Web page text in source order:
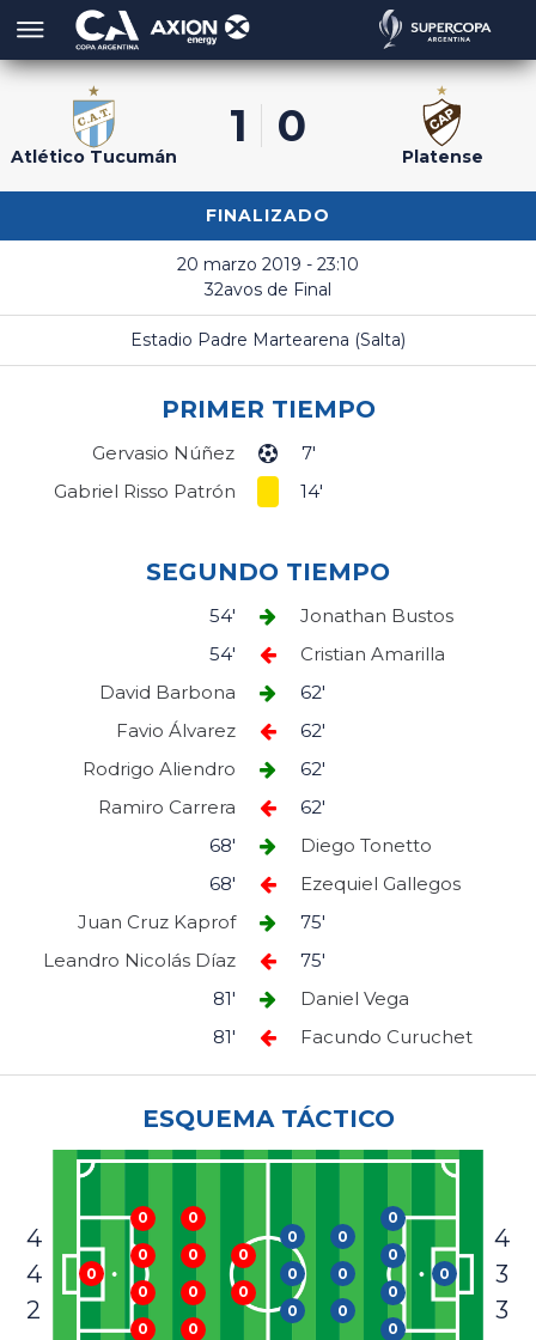
20 marzo 2019 - 23:10
32avos de Final
FINALIZADO
Estadio Padre Martearena (Salta)
Atlético Tucumán
1 0
Platense
PRIMER TIEMPO
Gervasio Núñez
7'
Gabriel Risso Patrón
14'
SEGUNDO TIEMPO
Jonathan Bustos
54'
Cristian Amarilla
54'
David Barbona
62'
Favio Álvarez
62'
Rodrigo Aliendro
62'
Ramiro Carrera
62'
Diego Tonetto
68'
Ezequiel Gallegos
68'
Juan Cruz Kaprof
75'
Leandro Nicolás Díaz
75'
Daniel Vega
81'
Facundo Curuchet
81'
ESQUEMA TÁCTICO
4
4
2
0
0
0
0
0
0
0
0
0
0
0
4
3
3
0
0
0
0
0
0
0
0
0
0
0